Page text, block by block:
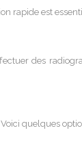
rapide est
des
quelques